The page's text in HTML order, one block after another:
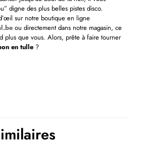
digne des plus belles pistes disco.
sur notre boutique en ligne
ou directement dans notre magasin, ce
plus que vous. Alors, prête à faire tourner
en tulle?